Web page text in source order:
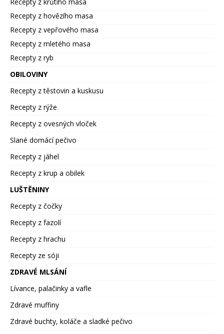
Recepty z hovězího masa
Recepty z vepřového masa
Recepty z mletého masa
Recepty z ryb
OBILOVINY
Recepty z těstovin a kuskusu
Recepty z rýže
Recepty z ovesných vloček
Slané domácí pečivo
Recepty z jáhel
Recepty z krup a obilek
LUŠTĚNINY
Recepty z čočky
Recepty z fazolí
Recepty z hrachu
Recepty ze sóji
ZDRAVÉ MLSÁNÍ
Lívance, palačinky a vafle
Zdravé muffiny
Zdravé buchty, koláče a sladké pečivo